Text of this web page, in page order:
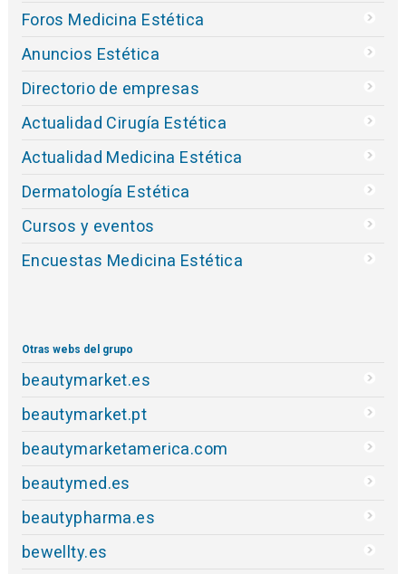
Foros Medicina Estética
Anuncios Estética
Directorio de empresas
Actualidad Cirugía Estética
Actualidad Medicina Estética
Dermatología Estética
Cursos y eventos
Encuestas Medicina Estética
Otras webs del grupo
beautymarket.es
beautymarket.pt
beautymarketamerica.com
beautymed.es
beautypharma.es
bewellty.es